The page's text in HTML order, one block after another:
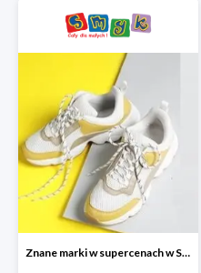
Znane marki w supercenach w Smyku - buty do -40%